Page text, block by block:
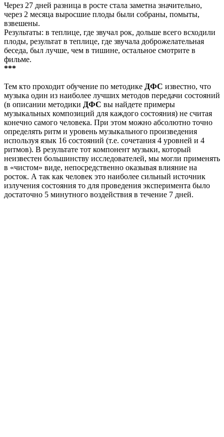
Через 27 дней разница в росте стала заметна значительно,
через 2 месяца выросшие плоды были собраны, помыты,
взвешены.
Результаты: в теплице, где звучал рок, дольше всего всходили
плоды, результат в теплице, где звучала доброжелательная
беседа, был лучше, чем в тишине, остальное смотрите в
фильме.
***
Тем кто проходит обучение по методике ДФС известно, что
музыка один из наиболее лучших методов передачи состояний
(в описании методики ДФС вы найдете примеры
музыкальных композиций для каждого состояния) не считая
конечно самого человека. При этом можно абсолютно точно
определять ритм и уровень музыкального произведения
используя язык 16 состояний (т.е. сочетания 4 уровней и 4
ритмов). В результате тот компонент музыки, который
неизвестен большинству исследователей, мы могли применять
в «чистом» виде, непосредственно оказывая влияние на
росток. А так как человек это наиболее сильный источник
излучения состояния то для проведения эксперимента было
достаточно 5 минутного воздействия в течение 7 дней.